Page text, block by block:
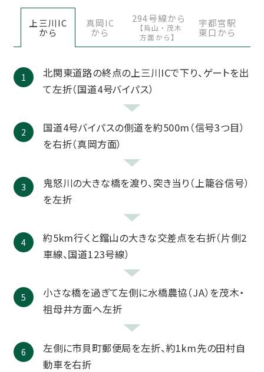
上三川IC
から
真岡IC
から
294号線から
【烏山・茂木
方面から】
宇都宮駅
東口から
北関東道路の終点の上三川ICで下り、ゲートを出
て左折（国道4号バイパス）
国道4号バイパスの側道を約500m（信号3つ目）
を右折（真岡方面）
鬼怒川の大きな橋を渡り、突き当り（上籠谷信号）
を左折
約5km行くと鐺山の大きな交差点を右折（片側2
車線、国道123号線）
小さな橋を過ぎて左側に水橋農協（JA）を茂木・
祖母井方面へ左折
左側に市貝町郵便局を左折、約1km先の田村自
動車を右折